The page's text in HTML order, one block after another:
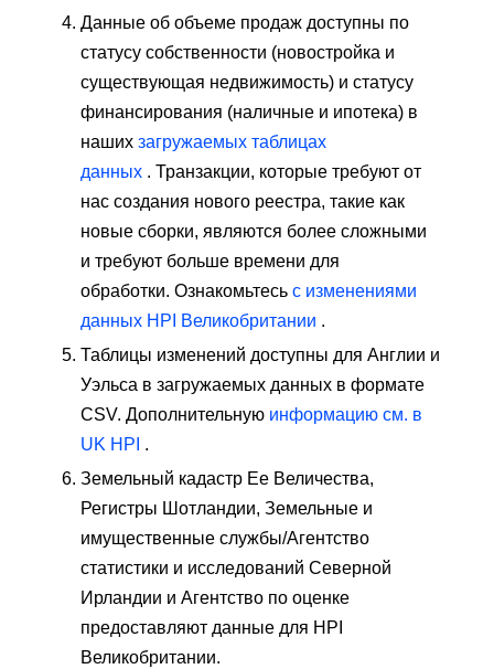
Данные об объеме продаж доступны по
статусу собственности (новостройка и
существующая недвижимость) и статусу
финансирования (наличные и ипотека) в
наших загружаемых таблицах
данных . Транзакции, которые требуют от
нас создания нового реестра, такие как
новые сборки, являются более сложными
и требуют больше времени для
обработки. Ознакомьтесь с изменениями
данных HPI Великобритании .
Таблицы изменений доступны для Англии и
Уэльса в загружаемых данных в формате
CSV. Дополнительную информацию см. в
UK HPI .
Земельный кадастр Ее Величества,
Регистры Шотландии, Земельные и
имущественные службы/Агентство
статистики и исследований Северной
Ирландии и Агентство по оценке
предоставляют данные для HPI
Великобритании.